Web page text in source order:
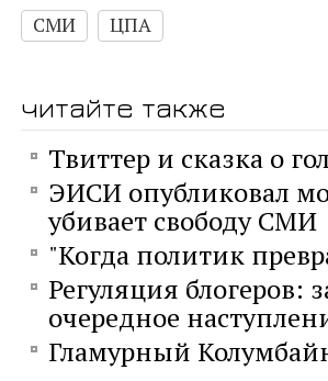
СМИ ЦПА
читайте также
Твиттер и сказка о
ЭИСИ опубликовал
убивает свободу СМИ
"Когда политик
Регуляция
очередное
Гламурный